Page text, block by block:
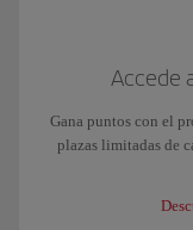
Accede
Gana puntos con el
plazas limitadas de